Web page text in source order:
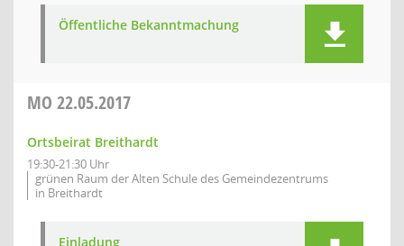
Öffentliche Bekanntmachung
MO 22.05.2017
Ortsbeirat Breithardt
19:30-21:30 Uhr
grünen Raum der Alten Schule des Gemeindezentrums
in Breithardt
Einladung